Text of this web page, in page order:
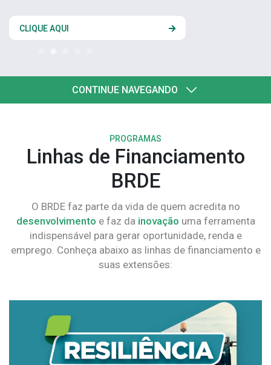
CLIQUE AQUI
CONTINUE NAVEGANDO
PROGRAMAS
Linhas de Financiamento
BRDE
O BRDE faz parte da vida de quem acredita no
desenvolvimento e faz da inovação uma ferramenta
indispensável para gerar oportunidade, renda e
emprego. Conheça abaixo as linhas de financiamento e
suas extensões: